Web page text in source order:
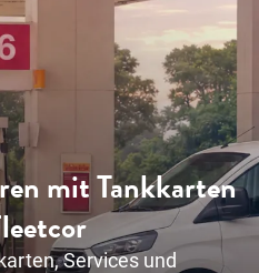
mit Tankkarten
Services und